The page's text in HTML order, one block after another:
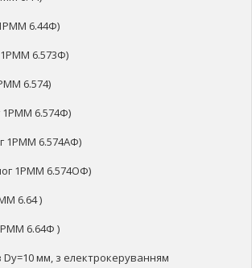
6.44Ф)
6.573Ф)
6.574)
1РММ 6.574Ф)
1РММ 6.574АФ)
1РММ 6.574ОФ)
6.64 )
6.64Ф )
Dy=10 мм, з електрокеруванням